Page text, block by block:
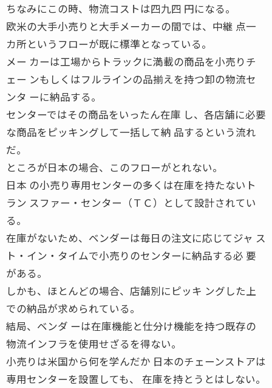
ちなみにこの時、物流コストは四九四 円になる。
欧米の大手小売りと大手メーカーの間では、中継 点一
カ所というフローが既に標準となっている。
メー カーは工場からトラックに満載の商品を小売りチ
ェー ンもしくはフルラインの品揃えを持つ卸の物流セ
ンタ ーに納品する。
センターではその商品をいったん在庫 し、各店舗に必要
な商品をピッキングして一括して納 品するという流れ
だ。
ところが日本の場合、このフローがとれない。
日本 の小売り専用センターの多くは在庫を持たないト
ラン スファー・センター（ＴＣ）として設計されてい
る。
在庫がないため、ベンダーは毎日の注文に応じてジャ ス
ト・イン・タイムで小売りのセンターに納品する必 要
がある。
しかも、ほとんどの場合、店舗別にピッキ ングした上
での納品が求められている。
結局、ベンダ ーは在庫機能と仕分け機能を持つ既存の
物流インフラを使用せざるを得ない。
小売りは米国から何を学んだか 日本のチェーンストアは
専用センターを設置しても、 在庫を持とうとはしない。